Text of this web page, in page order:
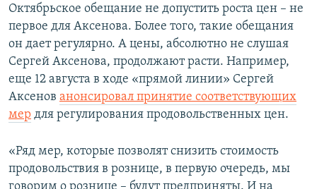
Октябрьское обещание не допустить роста цен – не
первое для Аксенова. Более того, такие обещания
он дает регулярно. А цены, абсолютно не слушая
Сергей Аксенова, продолжают расти. Например,
еще 12 августа в ходе «прямой линии» Сергей
Аксенов анонсировал принятие соответствующих
мер для регулирования продовольственных цен.
«Ряд мер, которые позволят снизить стоимость
продовольствия в рознице, в первую очередь, мы